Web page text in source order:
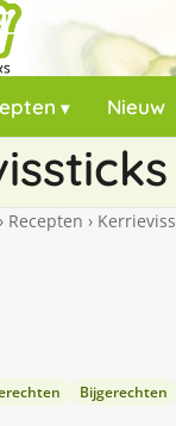
Nieuw
› Recepten ›
Bijgerechten